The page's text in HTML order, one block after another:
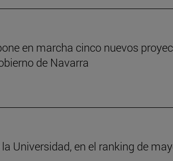
en marcha cinco nuevos
de Navarra
Universidad, en el ranking de